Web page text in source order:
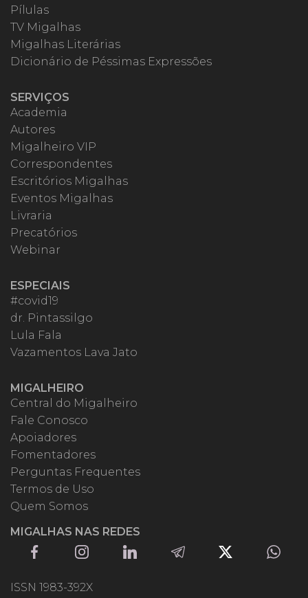
Pílulas
TV Migalhas
Migalhas Literárias
Dicionário de Péssimas Expressões
SERVIÇOS
Academia
Autores
Migalheiro VIP
Correspondentes
Escritórios Migalhas
Eventos Migalhas
Livraria
Precatórios
Webinar
ESPECIAIS
#covid19
dr. Pintassilgo
Lula Fala
Vazamentos Lava Jato
MIGALHEIRO
Central do Migalheiro
Fale Conosco
Apoiadores
Fomentadores
Perguntas Frequentes
Termos de Uso
Quem Somos
MIGALHAS NAS REDES
ISSN 1983-392X